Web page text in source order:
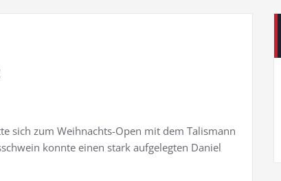
sich zum Weihnachts-Open mit dem Talismann
konnte einen stark aufgelegten Daniel